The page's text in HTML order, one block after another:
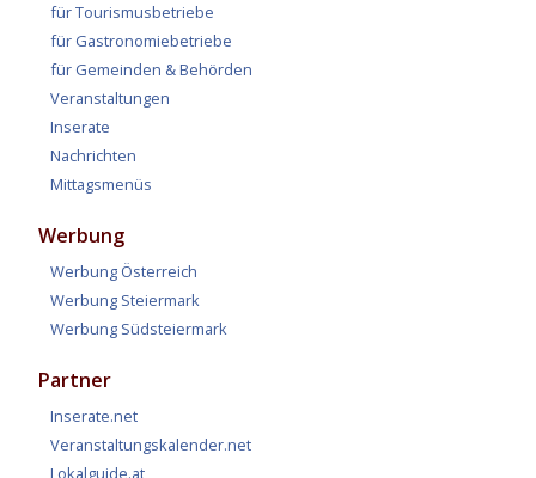
für Tourismusbetriebe
für Gastronomiebetriebe
für Gemeinden & Behörden
Veranstaltungen
Inserate
Nachrichten
Mittagsmenüs
Werbung
Werbung Österreich
Werbung Steiermark
Werbung Südsteiermark
Partner
Inserate.net
Veranstaltungskalender.net
Lokalguide.at